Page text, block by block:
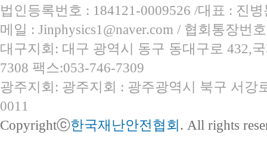
법인등록번호 : 184121-0009526 /대표 : 진
메일 : Jinphysics1@naver.com / 협회통장번
대구지회: 대구 광역시 동구 동대구로 432,
7308 팩스:053-746-7309
광주지회: 광주지회 : 광주광역시 북구 서강
0011
Copyrightⓒ한국재난안전협회 . All rights